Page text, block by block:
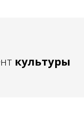
культуры